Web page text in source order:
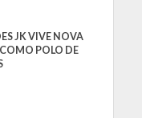
JK VIVE NOVA
COMO POLO DE